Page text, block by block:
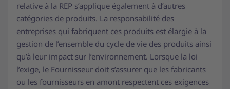
relative à la REP s’applique également à d’autres
catégories de produits. La responsabilité des
entreprises qui fabriquent ces produits est élargie à la
gestion de l’ensemble du cycle de vie des produits ainsi
qu’à leur impact sur l’environnement. Lorsque la loi
l’exige, le Fournisseur doit s’assurer que les fabricants
ou les fournisseurs en amont respectent ces exigences